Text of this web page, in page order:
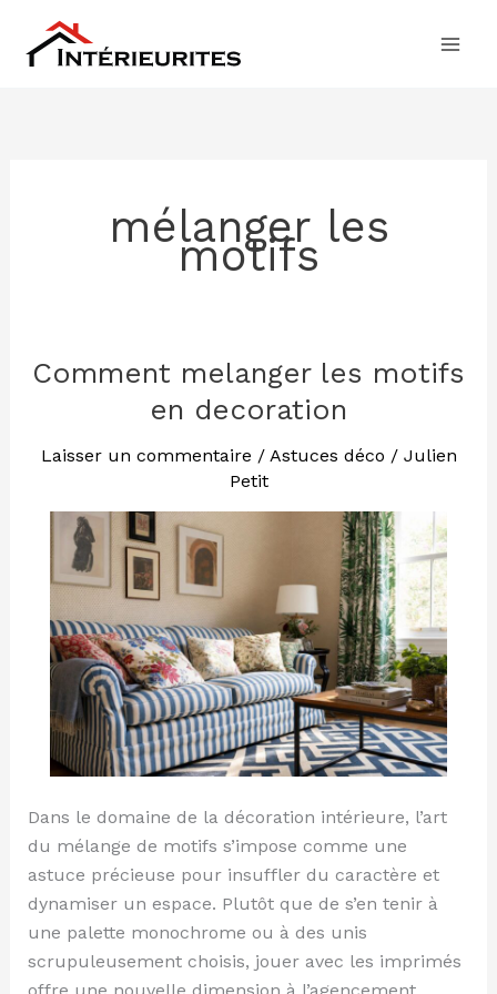
contenu
mélanger les
motifs
Comment melanger les motifs
en decoration
Laisser un commentaire / Astuces déco / Julien
Petit
Dans le domaine de la décoration intérieure, l’art
du mélange de motifs s’impose comme une
astuce précieuse pour insuffler du caractère et
dynamiser un espace. Plutôt que de s’en tenir à
une palette monochrome ou à des unis
scrupuleusement choisis, jouer avec les imprimés
Comment
motifs
decoration